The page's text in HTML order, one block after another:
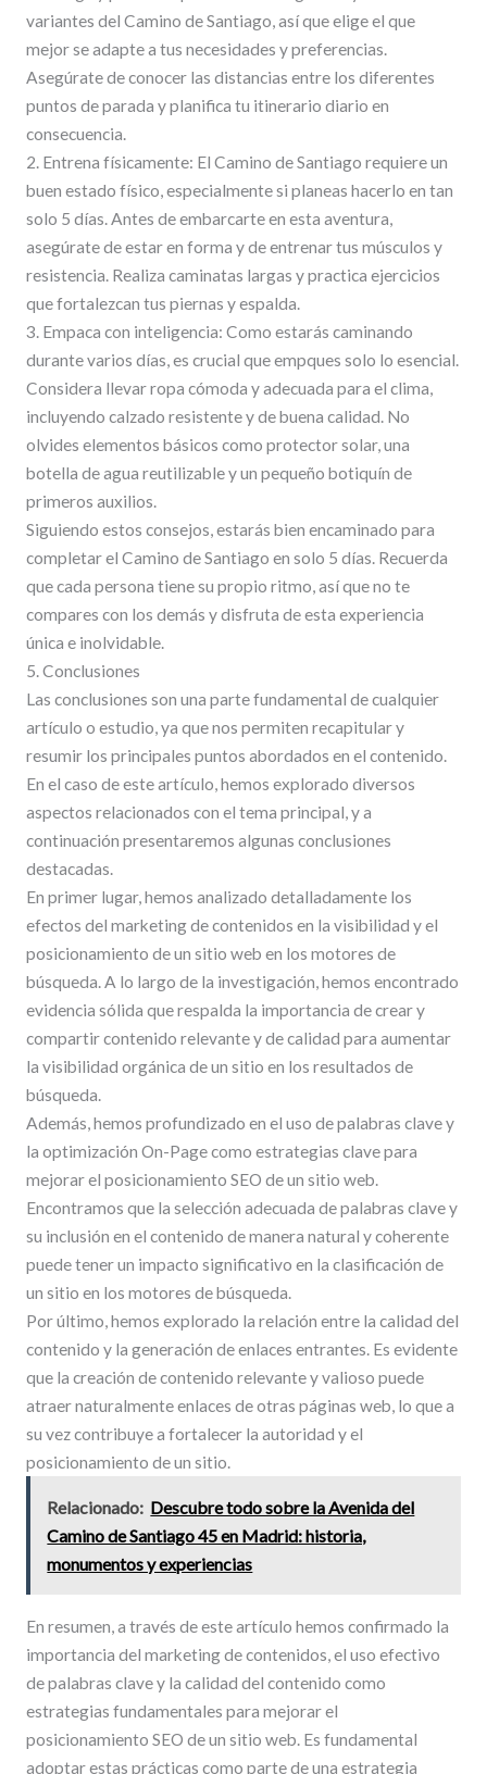
variantes del Camino de Santiago, así que elige el que
mejor se adapte a tus necesidades y preferencias.
Asegúrate de conocer las distancias entre los diferentes
puntos de parada y planifica tu itinerario diario en
consecuencia.
2. Entrena físicamente: El Camino de Santiago requiere un
buen estado físico, especialmente si planeas hacerlo en tan
solo 5 días. Antes de embarcarte en esta aventura,
asegúrate de estar en forma y de entrenar tus músculos y
resistencia. Realiza caminatas largas y practica ejercicios
que fortalezcan tus piernas y espalda.
3. Empaca con inteligencia: Como estarás caminando
durante varios días, es crucial que empques solo lo esencial.
Considera llevar ropa cómoda y adecuada para el clima,
incluyendo calzado resistente y de buena calidad. No
olvides elementos básicos como protector solar, una
botella de agua reutilizable y un pequeño botiquín de
primeros auxilios.
Siguiendo estos consejos, estarás bien encaminado para
completar el Camino de Santiago en solo 5 días. Recuerda
que cada persona tiene su propio ritmo, así que no te
compares con los demás y disfruta de esta experiencia
única e inolvidable.
5. Conclusiones
Las conclusiones son una parte fundamental de cualquier
artículo o estudio, ya que nos permiten recapitular y
resumir los principales puntos abordados en el contenido.
En el caso de este artículo, hemos explorado diversos
aspectos relacionados con el tema principal, y a
continuación presentaremos algunas conclusiones
destacadas.
En primer lugar, hemos analizado detalladamente los
efectos del marketing de contenidos en la visibilidad y el
posicionamiento de un sitio web en los motores de
búsqueda. A lo largo de la investigación, hemos encontrado
evidencia sólida que respalda la importancia de crear y
compartir contenido relevante y de calidad para aumentar
la visibilidad orgánica de un sitio en los resultados de
búsqueda.
Además, hemos profundizado en el uso de palabras clave y
la optimización On-Page como estrategias clave para
mejorar el posicionamiento SEO de un sitio web.
Encontramos que la selección adecuada de palabras clave y
su inclusión en el contenido de manera natural y coherente
puede tener un impacto significativo en la clasificación de
un sitio en los motores de búsqueda.
Por último, hemos explorado la relación entre la calidad del
contenido y la generación de enlaces entrantes. Es evidente
que la creación de contenido relevante y valioso puede
atraer naturalmente enlaces de otras páginas web, lo que a
su vez contribuye a fortalecer la autoridad y el
posicionamiento de un sitio.
Relacionado: Descubre todo sobre la Avenida del
Camino de Santiago 45 en Madrid: historia,
monumentos y experiencias
En resumen, a través de este artículo hemos confirmado la
importancia del marketing de contenidos, el uso efectivo
de palabras clave y la calidad del contenido como
estrategias fundamentales para mejorar el
posicionamiento SEO de un sitio web. Es fundamental
adoptar estas prácticas como parte de una estrategia